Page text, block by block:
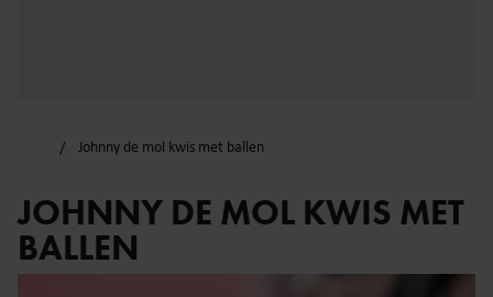
Johnny de mol kwis met ballen
JOHNNY DE MOL KWIS MET
BALLEN